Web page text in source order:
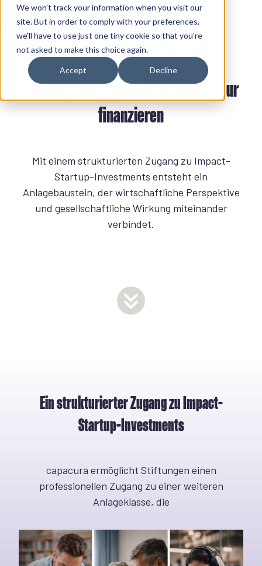
We won't track your information when you visit our
site. But in order to comply with your preferences,
we'll have to use just one tiny cookie so that you're
not asked to make this choice again.
Accept Decline
Stiftungsvermögen kann mehr als nur
finanzieren
Mit einem strukturierten Zugang zu Impact-
Startup-Investments entsteht ein
Anlagebaustein, der wirtschaftliche Perspektive
und gesellschaftliche Wirkung miteinander
verbindet.
Ein strukturierter Zugang zu Impact-
Startup-Investments
capacura ermöglicht Stiftungen einen
professionellen Zugang zu einer weiteren
Anlageklasse, die